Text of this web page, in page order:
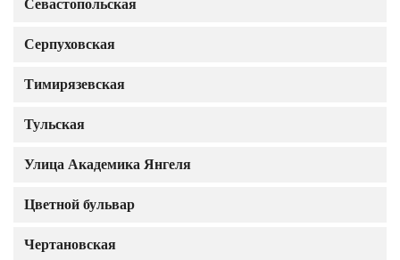
Севастопольская
Серпуховская
Тимирязевская
Тульская
Улица Академика Янгеля
Цветной бульвар
Чертановская